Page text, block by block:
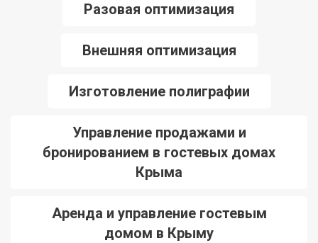
Разовая оптимизация
Внешняя оптимизация
Изготовление полиграфии
Управление продажами и
бронированием в гостевых домах
Крыма
Аренда и управление гостевым
домом в Крыму